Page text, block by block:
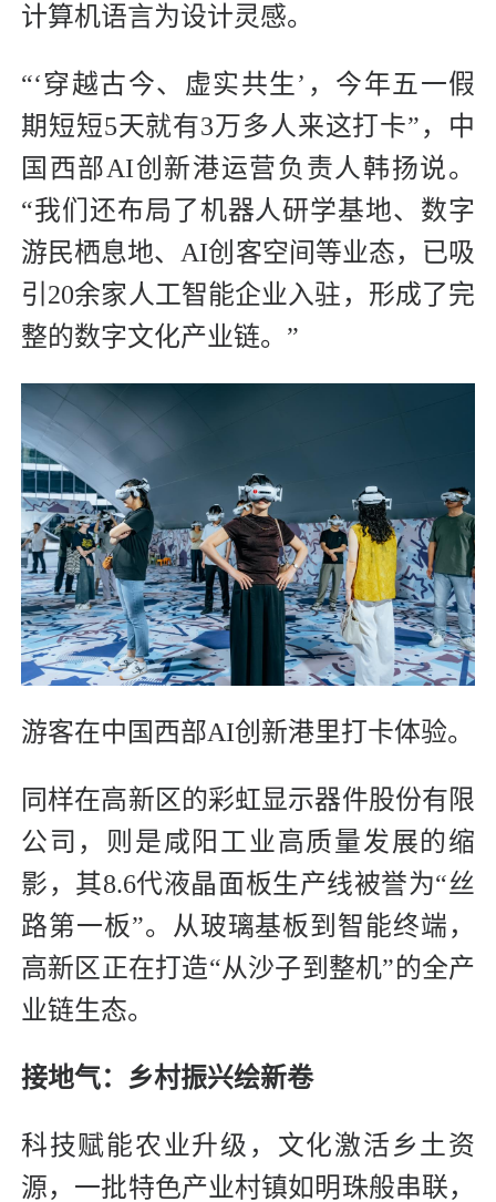
计算机语言为设计灵感。
“‘穿越古今、虚实共生’，今年五一假
期短短5天就有3万多人来这打卡”，中
国西部AI创新港运营负责人韩扬说。
“我们还布局了机器人研学基地、数字
游民栖息地、AI创客空间等业态，已吸
引20余家人工智能企业入驻，形成了完
整的数字文化产业链。”
游客在中国西部AI创新港里打卡体验。
同样在高新区的彩虹显示器件股份有限
公司，则是咸阳工业高质量发展的缩
影，其8.6代液晶面板生产线被誉为“丝
路第一板”。从玻璃基板到智能终端，
高新区正在打造“从沙子到整机”的全产
业链生态。
接地气：乡村振兴绘新卷
科技赋能农业升级，文化激活乡土资
源，一批特色产业村镇如明珠般串联，